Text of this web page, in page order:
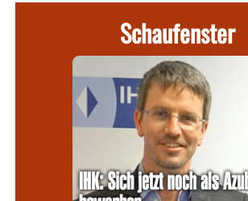
Schaufenster